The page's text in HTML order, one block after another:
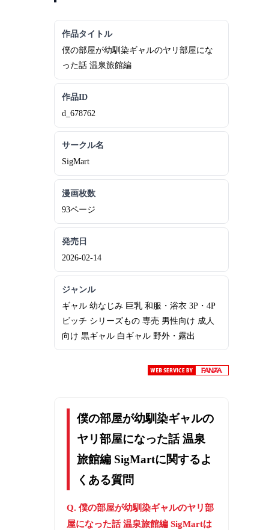
作品タイトル
僕の部屋が幼馴染ギャルのヤリ部屋にな
った話 温泉旅館編
作品ID
d_678762
サークル名
SigMart
漫画枚数
93ページ
発売日
2026-02-14
ジャンル
ギャル 幼なじみ 巨乳 和服・浴衣 3P・4P
ビッチ シリーズもの 専売 男性向け 成人
向け 黒ギャル 白ギャル 野外・露出
僕の部屋が幼馴染ギャルの
ヤリ部屋になった話 温泉
旅館編 SigMartに関するよ
くある質問
Q. 僕の部屋が幼馴染ギャルのヤリ部
屋になった話 温泉旅館編 SigMartは